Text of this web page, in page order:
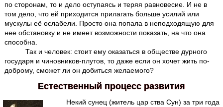
по сторонам, то и дело оступаясь и теряя равновесие. И не в
том дело, что ей приходится прилагать больше усилий или
мускулы её ослабели. Просто она попала в неподходящую для
нее обстановку и не имеет возможности показать, на что она
способна.
Так и человек: стоит ему оказаться в обществе дурного
государя и чиновников-плутов, то даже если он хочет жить по-
доброму, сможет ли он добиться желаемого?
Естественный процесс развития
Некий сунец (житель цар ства Сун) за три года